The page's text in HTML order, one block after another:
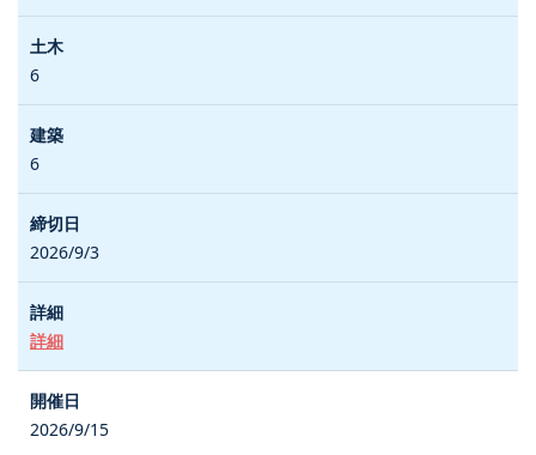
6
6
2026/9/3
詳細
2026/9/15